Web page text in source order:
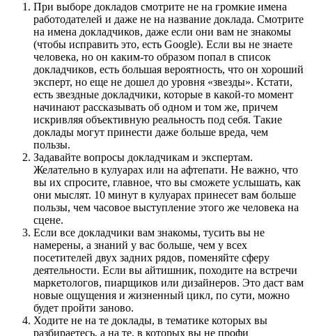
При выборе докладов смотрите не на громкие имена
работодателей и даже не на название доклада. Смотрите
на имена докладчиков, даже если они вам не знакомы
(чтобы исправить это, есть Google). Если вы не знаете
человека, но он каким-то образом попал в список
докладчиков, есть большая вероятность, что он хороший
эксперт, но еще не дошел до уровня «звезды». Кстати,
есть звездные докладчики, которые в какой-то момент
начинают рассказывать об одном и том же, причем
искривляя объективную реальность под себя. Такие
доклады могут принести даже больше вреда, чем
пользы.
Задавайте вопросы докладчикам и экспертам.
Желательно в кулуарах или на афтепати. Не важно, что
вы их спросите, главное, что вы сможете услышать, как
они мыслят. 10 минут в кулуарах принесет вам больше
пользы, чем часовое выступление этого же человека на
сцене.
Если все докладчики вам знакомы, тусить вы не
намерены, а знаний у вас больше, чем у всех
посетителей двух задних рядов, поменяйте сферу
деятельности. Если вы айтишник, походите на встречи
маркетологов, пиарщиков или дизайнеров. Это даст вам
новые ощущения и жизненный цикл, по сути, можно
будет пройти заново.
Ходите не на те доклады, в тематике которых вы
разбираетесь, а на те, в которых вы не профи